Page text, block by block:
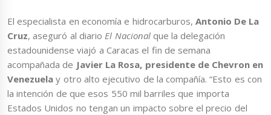
El especialista en economía e hidrocarburos, Antonio De La
Cruz, aseguró al diario El Nacional que la delegación
estadounidense viajó a Caracas el fin de semana
acompañada de Javier La Rosa, presidente de Chevron en
Venezuela y otro alto ejecutivo de la compañía. “Esto es con
la intención de que esos 550 mil barriles que importa
Estados Unidos no tengan un impacto sobre el precio del